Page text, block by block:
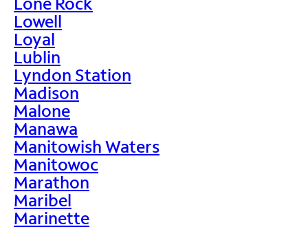
Lowell
Loyal
Lublin
Lyndon Station
Madison
Malone
Manawa
Manitowish Waters
Manitowoc
Marathon
Maribel
Marinette